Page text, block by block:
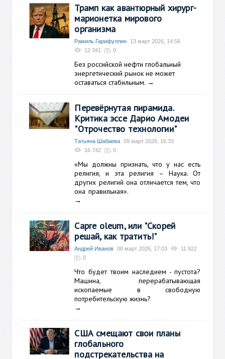
Трамп как авантюрный хирург-
марионетка мирового
организма
Рамиль Гарифуллин
13 март 2026, 14:56
12 341
0
Без российской нефти глобальный
энергетический рынок не может
оставаться стабильным. →
Перевёрнутая пирамида.
Критика эссе Дарио Амодеи
"Отрочество технологии"
Татьяна Шабаева
09 март 2026, 16:33
16 742
0
«Мы должны признать, что у нас есть
религия, и эта религия – Наука. От
других религий она отличается тем, что
она правильная».
→
Capre oleum, или "Скорей
решай, как тратить!"
Андрей Иванов 08 март 2026, 17:03
11 922
0
Что будет твоим наследием - пустота?
Машина, перерабатывающая
ископаемые в свободную
потребительскую жизнь?
→
США смещают свои планы
глобального
подстрекательства на